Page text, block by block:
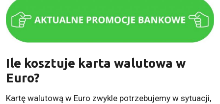
Ile kosztuje karta walutowa w
Euro?
Kartę walutową w Euro zwykle potrzebujemy w sytuacji,